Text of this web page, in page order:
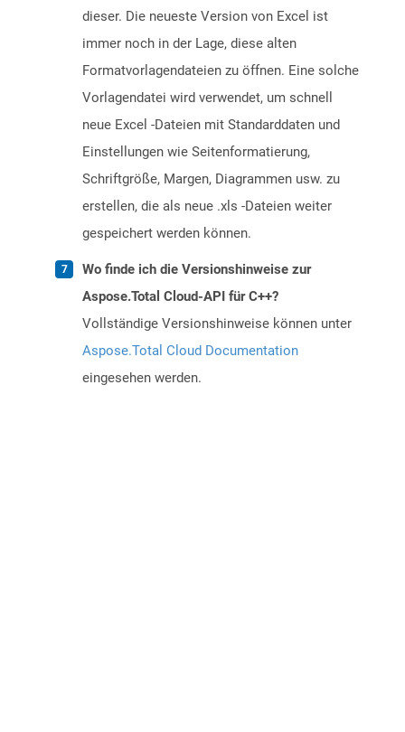
dieser. Die neueste Version von Excel ist
immer noch in der Lage, diese alten
Formatvorlagendateien zu öffnen. Eine solche
Vorlagendatei wird verwendet, um schnell
neue Excel -Dateien mit Standarddaten und
Einstellungen wie Seitenformatierung,
Schriftgröße, Margen, Diagrammen usw. zu
erstellen, die als neue .xls -Dateien weiter
gespeichert werden können.
Wo finde ich die Versionshinweise zur
Aspose.Total Cloud-API für C++?
Vollständige Versionshinweise können unter
Aspose.Total Cloud Documentation
eingesehen werden.